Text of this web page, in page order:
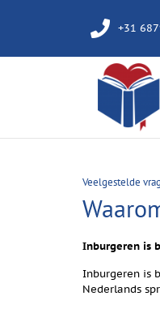
+31
Veelgestelde
Inburgeren is
Inburgeren is
Nederlands